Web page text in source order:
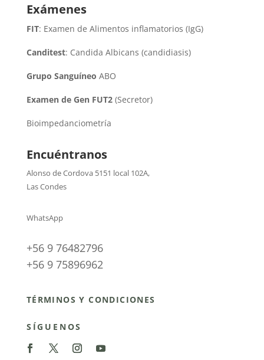
Exámenes
FIT: Examen de Alimentos inflamatorios (IgG)
Canditest: Candida Albicans (candidiasis)
Grupo Sanguíneo ABO
Examen de Gen FUT2(Secretor)
Bioimpedanciometría
Encuéntranos
Alonso de Cordova 5151 local 102A,
Las Condes
WhatsApp
+56 9 76482796
+56 9 75896962
TÉRMINOS Y CONDICIONES
SÍGUENOS